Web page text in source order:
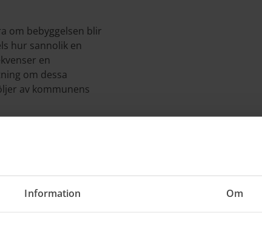
Information Om
om bebyggelsen blir
hur sannolik en
en
om dessa
av kommunens
planläggning,
från de